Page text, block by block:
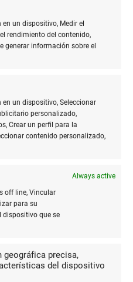
un dispositivo, Medir el
rendimiento del contenido,
generar información sobre el
un dispositivo, Seleccionar
personalizado,
Crear un perfil para la
contenido personalizado,
Always active
off line, Vincular
para su
dispositivo que se
precisa,
del dispositivo
ver cuál flota mejor y cuál
actividad enseña a los niños
laestructura.
figuras humanas,
decorarlos con
actividad estimula la
a conceptos de
se pueden utilizar
en línea o crear las
también pueden ser utilizados
teatrales